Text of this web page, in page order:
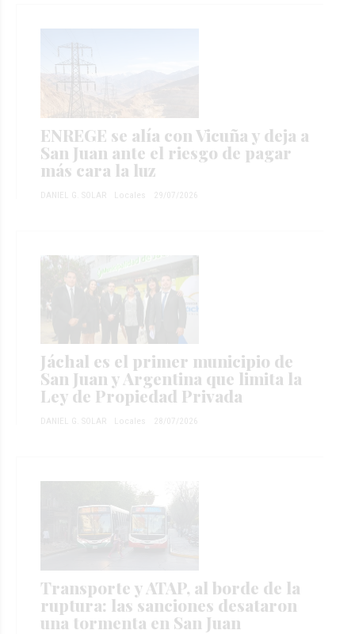
ENREGE se alía con Vicuña y deja a
San Juan ante el riesgo de pagar
más cara la luz
DANIEL G. SOLAR Locales 29/07/2026
Jáchal es el primer municipio de
San Juan y Argentina que limita la
Ley de Propiedad Privada
DANIEL G. SOLAR Locales 28/07/2026
Transporte y ATAP, al borde de la
ruptura: las sanciones desataron
una tormenta en San Juan